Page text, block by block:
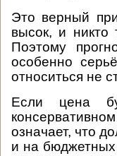
Это верный
высок, и никто
Поэтому
особенно
относиться не
Если цена
означает, что
и на бюджетных